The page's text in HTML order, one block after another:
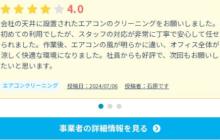
4.0
会社の天井に設置されたエアコンのクリーニングをお願いしました。
初めての利用でしたが、スタッフの対応が非常に丁寧で安心して任せ
られました。作業後、エアコンの風が明らかに違い、オフィス全体が
涼しく快適な環境になりました。社員からも好評で、次回もお願いし
たいと思います。
エアコンクリーニング 投稿日：2024/07/06 投稿者：石原です
事業者の詳細情報を見る